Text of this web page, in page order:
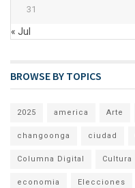
31
« Jul
BROWSE BY TOPICS
2025 america Arte
changoonga ciudad
Columna Digital Cultura
economia Elecciones